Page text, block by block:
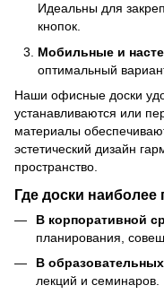
Идеальны для
кнопок.
Мобильные и
оптимальный
Наши офисные доски
устанавливаются или
материалы
эстетический дизайн
пространство.
Где доски наиболее
В корпоративной
планирования,
В
лекций и семинаров.